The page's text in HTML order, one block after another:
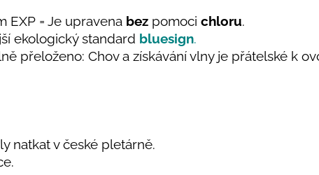
= Je upravena bez pomoci chloru.
ekologický standard bluesign.
přeloženo: Chov a získávání vlny je přátelské k
natkat v české pletárně.